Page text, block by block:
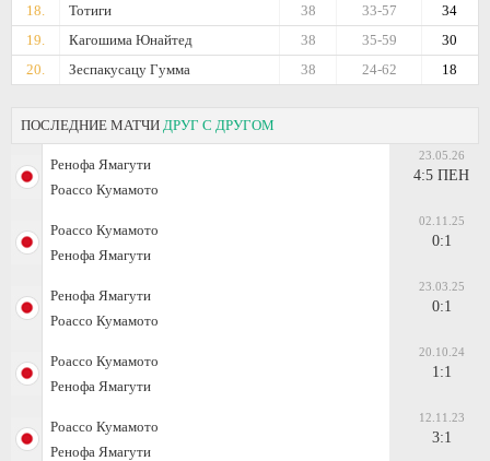
18.
Тотиги 34
33-57
38
19.
Кагошима Юнайтед 30
35-59
38
20.
Зеспакусацу Гумма 18
24-62
38
ПОСЛЕДНИЕ МАТЧИ ДРУГ С ДРУГОМ
Ренофа Ямагути
Роассо Кумамото
23.05.26
4:5 ПЕН
Роассо Кумамото
Ренофа Ямагути
02.11.25
0:1
Ренофа Ямагути
Роассо Кумамото
23.03.25
0:1
Роассо Кумамото
Ренофа Ямагути
20.10.24
1:1
Роассо Кумамото
Ренофа Ямагути
12.11.23
3:1